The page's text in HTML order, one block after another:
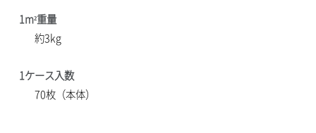
1m²重量
約3kg
1ケース入数
70枚（本体）